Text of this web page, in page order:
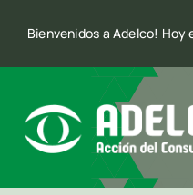
content
Bienvenidos a Adelco! Hoy